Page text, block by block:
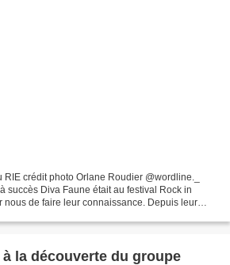
crédit photo Orlane Roudier @wordline._
succès Diva Faune était au festival Rock in
nous de faire leur connaissance. Depuis leur
la découverte du groupe